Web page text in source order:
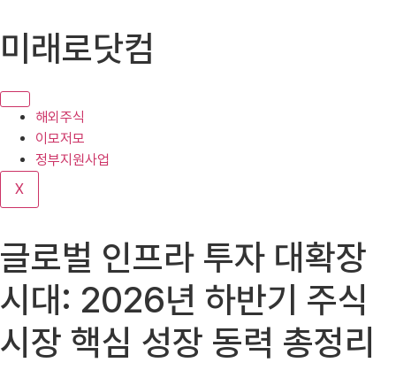
텐
로
기
미래로닷컴
해외주식
이모저모
정부지원사업
X
글로벌 인프라 투자 대확장
시대: 2026년 하반기 주식
시장 핵심 성장 동력 총정리